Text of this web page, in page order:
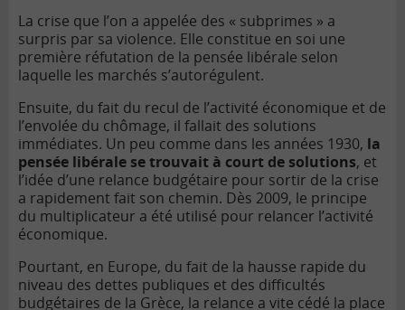
La crise que l’on a appelée des « subprimes » a
surpris par sa violence. Elle constitue en soi une
première réfutation de la pensée libérale selon
laquelle les marchés s’autorégulent.
Ensuite, du fait du recul de l’activité économique et de
l’envolée du chômage, il fallait des solutions
immédiates. Un peu comme dans les années 1930, la
pensée libérale se trouvait à court de solutions, et
l’idée d’une relance budgétaire pour sortir de la crise
a rapidement fait son chemin. Dès 2009, le principe
du multiplicateur a été utilisé pour relancer l’activité
économique.
Pourtant, en Europe, du fait de la hausse rapide du
niveau des dettes publiques et des difficultés
budgétaires de la Grèce, la relance a vite cédé la place